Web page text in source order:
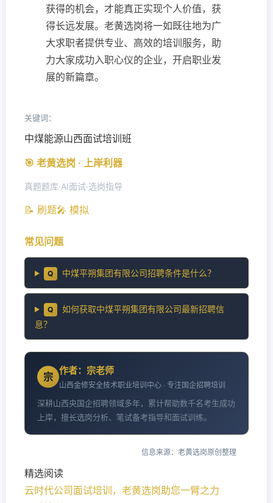
获得的机会，才能真正实现个人价值，获
得长远发展。老黄选岗将一如既往地为广
大求职者提供专业、高效的培训服务，助
力大家成功入职心仪的企业，开启职业发
展的新篇章。
关键词：
中煤能源山西面试培训班
🎯 老黄选岗 · 上岸利器
真题题库·AI面试·选岗指导
📝 刷题🎤 模拟
常见问题
Q 中煤平朔集团有限公司招聘条件是什么？
Q
如何获取中煤平朔集团有限公司最新招聘信
息？
宗
作者：宗老师
山西金修安全技术职业培训中心 · 专注国企招聘培训
深耕山西央国企招聘领域多年，累计帮助数千名考生成功
上岸，擅长选岗分析、笔试备考指导和面试训练。
信息来源：老黄选岗原创整理
精选阅读
云时代公司面试培训，老黄选岗助您一臂之力